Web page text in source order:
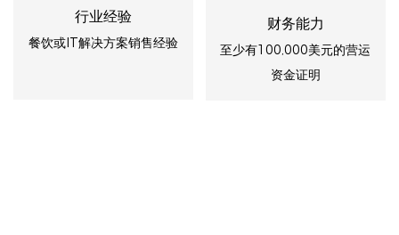
行业经验
餐饮或IT解决方案销售经验
财务能力
至少有100,000美元的营运
资金证明